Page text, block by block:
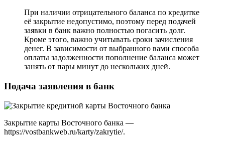
При наличии отрицательного баланса по кредитке
её закрытие недопустимо, поэтому перед подачей
заявки в банк важно полностью погасить долг.
Кроме этого, важно учитывать сроки зачисления
денег. В зависимости от выбранного вами способа
оплаты задолженности пополнение баланса может
занять от пары минут до нескольких дней.
Подача заявления в банк
Закрытие карты Восточного банка —
https://vostbankweb.ru/karty/zakrytie/.